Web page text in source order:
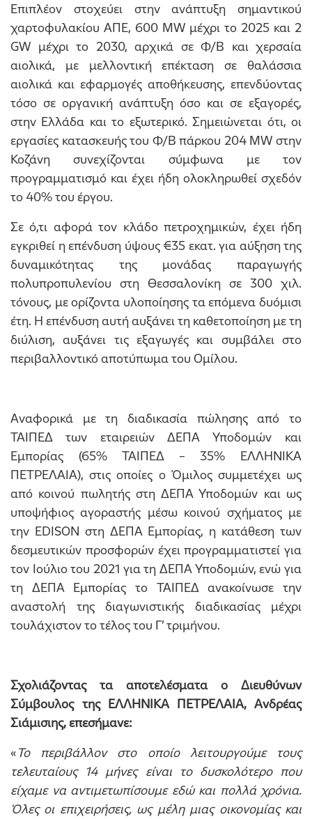
Επιπλέον στοχεύει στην ανάπτυξη σημαντικού
χαρτοφυλακίου ΑΠΕ, 600 MW μέχρι το 2025 και 2
GW μέχρι το 2030, αρχικά σε Φ/Β και χερσαία
αιολικά, με μελλοντική επέκταση σε θαλάσσια
αιολικά και εφαρμογές αποθήκευσης, επενδύοντας
τόσο σε οργανική ανάπτυξη όσο και σε εξαγορές,
στην Ελλάδα και το εξωτερικό. Σημειώνεται ότι, οι
εργασίες κατασκευής του Φ/Β πάρκου 204 MW στην
Κοζάνη συνεχίζονται σύμφωνα με τον
προγραμματισμό και έχει ήδη ολοκληρωθεί σχεδόν
το 40% του έργου.
Σε ό,τι αφορά τον κλάδο πετροχημικών, έχει ήδη
εγκριθεί η επένδυση ύψους €35 εκατ. για αύξηση της
δυναμικότητας της μονάδας παραγωγής
πολυπροπυλενίου στη Θεσσαλονίκη σε 300 χιλ.
τόνους, με ορίζοντα υλοποίησης τα επόμενα δυόμισι
έτη. Η επένδυση αυτή αυξάνει τη καθετοποίηση με τη
διύλιση, αυξάνει τις εξαγωγές και συμβάλει στο
περιβαλλοντικό αποτύπωμα του Ομίλου.
Αναφορικά με τη διαδικασία πώλησης από το
ΤΑΙΠΕΔ των εταιρειών ΔΕΠΑ Υποδομών και
Εμπορίας (65% ΤΑΙΠΕΔ – 35% ΕΛΛΗΝΙΚΑ
ΠΕΤΡΕΛΑΙΑ), στις οποίες ο Όμιλος συμμετέχει ως
από κοινού πωλητής στη ΔΕΠΑ Υποδομών και ως
υποψήφιος αγοραστής μέσω κοινού σχήματος με
την EDISON στη ΔΕΠΑ Εμπορίας, η κατάθεση των
δεσμευτικών προσφορών έχει προγραμματιστεί για
τον Ιούλιο του 2021 για τη ΔΕΠΑ Υποδομών, ενώ για
τη ΔΕΠΑ Εμπορίας το ΤΑΙΠΕΔ ανακοίνωσε την
αναστολή της διαγωνιστικής διαδικασίας μέχρι
τουλάχιστον το τέλος του Γ’ τριμήνου.
Σχολιάζοντας τα αποτελέσματα ο Διευθύνων
Σύμβουλος της ΕΛΛΗΝΙΚΑ ΠΕΤΡΕΛΑΙΑ, Ανδρέας
Σιάμισιης, επεσήμανε:
«Το περιβάλλον στο οποίο λειτουργούμε τους
τελευταίους 14 μήνες είναι το δυσκολότερο που
είχαμε να αντιμετωπίσουμε εδώ και πολλά χρόνια.
Όλες οι επιχειρήσεις, ως μέλη μιας οικονομίας και